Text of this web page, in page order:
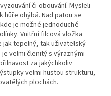
či obouvání. Mysleli
hůře ohýbá. Nad patou se
je možné jednoduché
Vnitřní filcová vložka
jak tepelný, tak uživatelský
velmi členitý s výraznými
za jakýchkoliv
velmi hustou strukturu,
plochách.